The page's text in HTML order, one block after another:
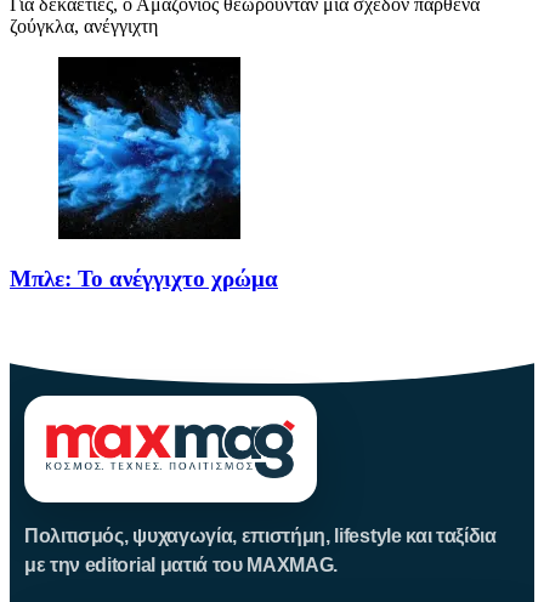
ζούγκλα, ανέγγιχτη
Μπλε: Το ανέγγιχτο χρώμα
Πολιτισμός, ψυχαγωγία, επιστήμη, lifestyle και ταξίδια
με την editorial ματιά του MAXMAG.